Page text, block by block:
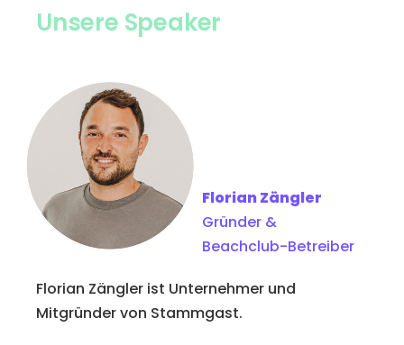
Unsere Speaker
Florian Zängler
Gründer &
Beachclub-Betreiber
Florian Zängler ist Unternehmer und
Mitgründer von Stammgast.